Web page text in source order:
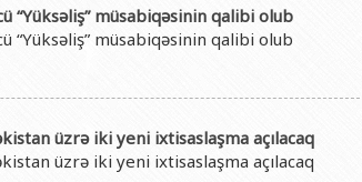
“Yüksəliş” müsabiqəsinin qalibi olub
“Yüksəliş” müsabiqəsinin qalibi olub
üzrə iki yeni ixtisaslaşma açılacaq
üzrə iki yeni ixtisaslaşma açılacaq